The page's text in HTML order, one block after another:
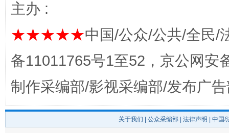
法徽映军营 权益有保障
主办 :
★★★★★中国/公众/公共/全民/
备11011765号1至52，京公网安
制作采编部/影视采编部/发布广
关于我们 公众采编部 法律声明 | 中国